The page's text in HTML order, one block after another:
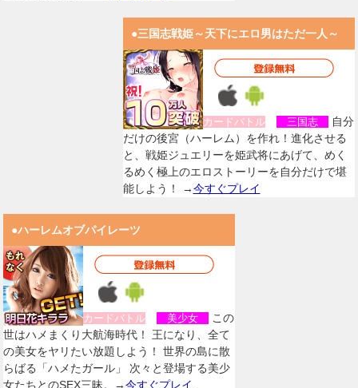
●三国志戦姫～天下にエロ男はただ一人～
カードバトル 三国志
自分
だけの後宮（ハーレム）を作れ！進化させる
と、戦姫ジュエリーを姫武将にあげて、めく
るめく極上のエロストーリーを自分だけで堪
能しよう！ →今すぐプレイ
●ハーレムオブパイレーツ
カードバトル 美少女
この
世はハメまくり大航海時代！ 王になり、全て
の美女をヤリたい放題しよう！ 世界の島に散
らばる「ハメたガール」 次々と登場する美少
女たちとのSEX三昧。→今すぐプレイ